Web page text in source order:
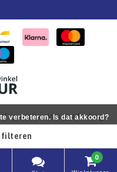
specialist. Van antifouling
InStijl Media
filteren
0
verbeteren. Is dat akkoord?
Meer over cookies »